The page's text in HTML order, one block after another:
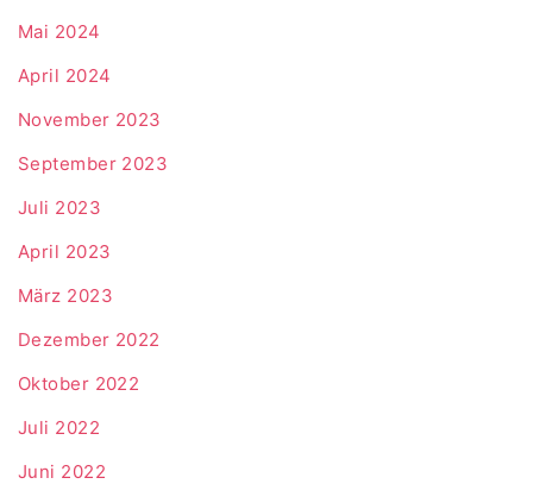
Mai 2024
April 2024
November 2023
September 2023
Juli 2023
April 2023
März 2023
Dezember 2022
Oktober 2022
Juli 2022
Juni 2022